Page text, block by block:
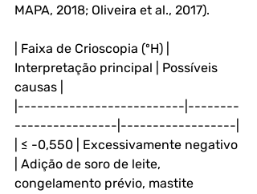
MAPA, 2018; Oliveira et al., 2017).
| Faixa de Crioscopia (ºH) |
Interpretação principal | Possíveis
causas |
|--------------------------|--------
----------------|------------------|
| ≤ -0,550 | Excessivamente negativo
| Adição de soro de leite,
congelamento prévio, mastite